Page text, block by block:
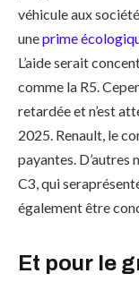
véhicule aux
uneprime
L’aide serait
comme la R5.
retardée et n’est
2025. Renault, le
payantes. D’autres
C3, qui
également être
Et pour le